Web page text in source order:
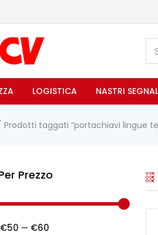
LOGISTICA NASTRI
Prodotti taggati “portachiavi lingue
Prezzo
€50 — €60